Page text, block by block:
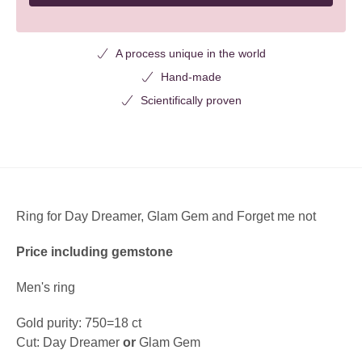
A process unique in the world
Hand-made
Scientifically proven
Ring for Day Dreamer, Glam Gem and Forget me not
Price including gemstone
Men's ring
Gold purity: 750=18 ct
Cut: Day Dreamer or Glam Gem